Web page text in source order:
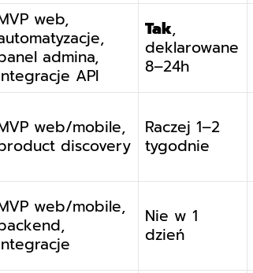
web,
admina,
API
Tak,
deklarowane
8–24h
web/mobile,
discovery
Raczej 1–2
tygodnie
web/mobile,
Nie w 1
dzień